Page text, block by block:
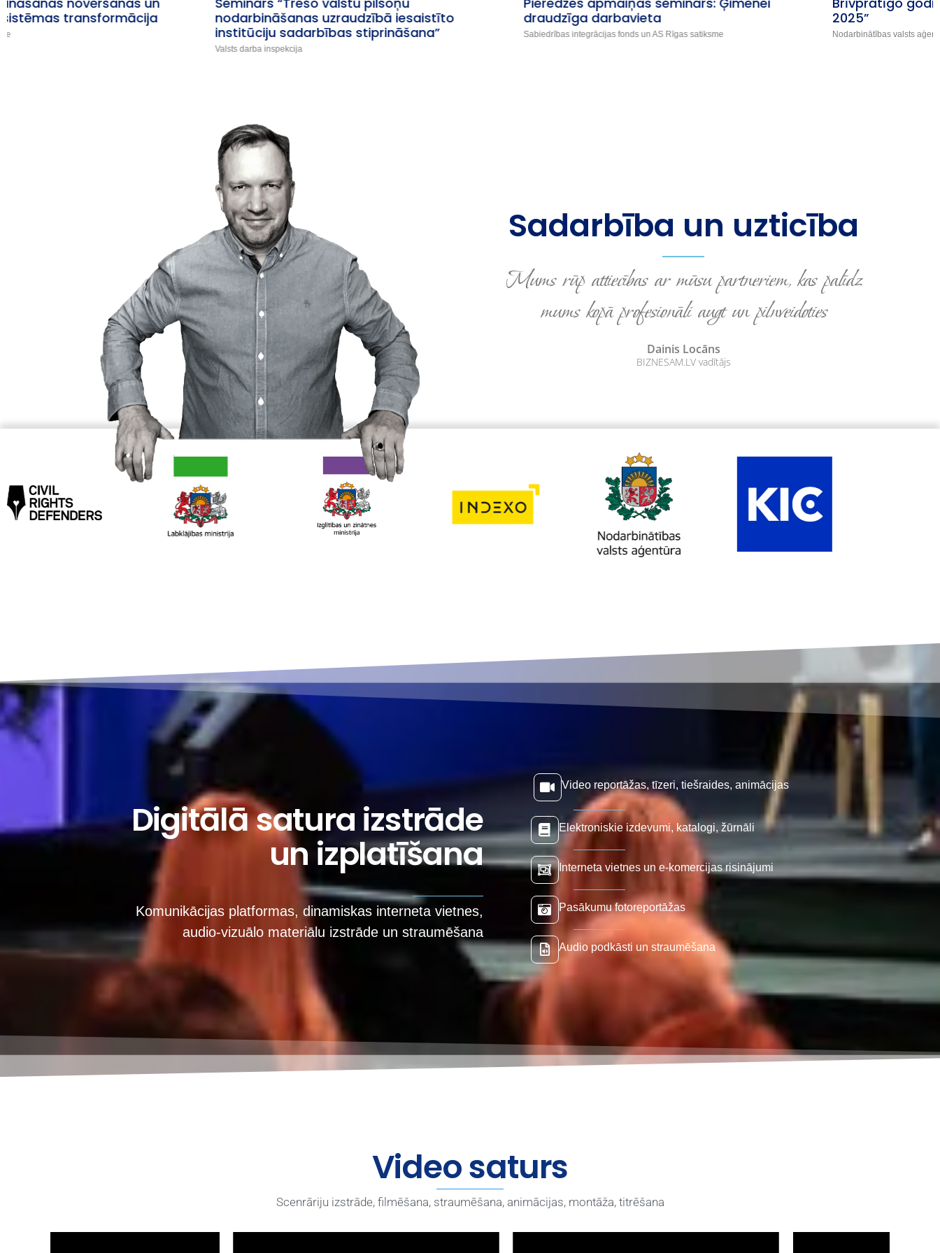
nodarbināšanas uzraudzībā iesaistīto
institūciju sadarbības stiprināšana”
draudzīga darbavieta
Sabiedrības integrācijas fonds un AS Rīgas satiksme
2025”
Nodarbinātības valsts aģentūra
Sadarbība un uzticība
Mums rūp attiecības ar mūsu partneriem, kas palīdz
mums kopā profesionāli augt un pilnveidoties
Dainis Locāns
BIZNESAM.LV vadītājs
Digitālā satura izstrāde
un izplatīšana
Komunikācijas platformas, dinamiskas interneta vietnes,
audio-vizuālo materiālu izstrāde un straumēšana
Video reportāžas, tīzeri, tiešraides, animācijas
Elektroniskie izdevumi, katalogi, žūrnāli
Interneta vietnes un e-komercijas risinājumi
Pasākumu fotoreportāžas
Audio podkāsti un straumēšana
Video saturs
Scenrāriju izstrāde, filmēšana, straumēšana, animācijas, montāža, titrēšana